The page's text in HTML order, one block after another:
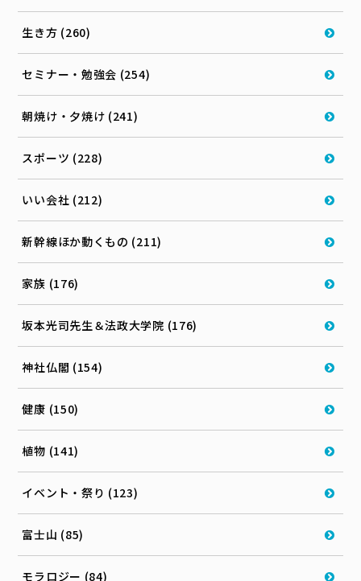
生き方 (260)
セミナー・勉強会 (254)
朝焼け・夕焼け (241)
スポーツ (228)
いい会社 (212)
新幹線ほか動くもの (211)
家族 (176)
坂本光司先生＆法政大学院 (176)
神社仏閣 (154)
健康 (150)
植物 (141)
イベント・祭り (123)
富士山 (85)
モラロジー (84)